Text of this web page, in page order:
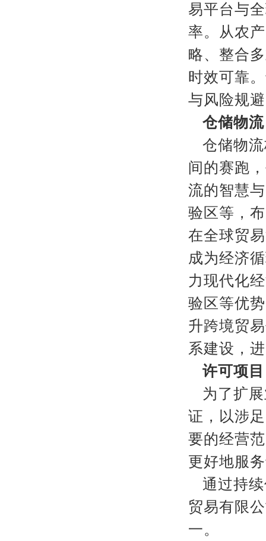
易平台与
率。从农
略、整合
时效可靠
与风险规
仓储物流
仓储物
间的赛跑
流的智慧
验区等，
在全球贸
成为经济
力现代化
验区等优
升跨境贸
系建设，
许可项目
为了扩
证，以涉
要的经营
更好地服
通过持
贸易有限
一。